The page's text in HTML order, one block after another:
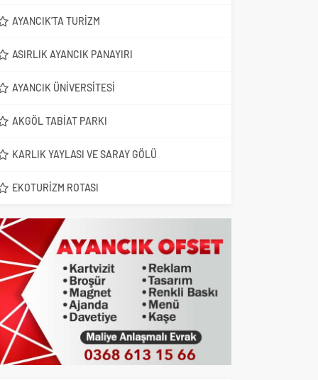
AYANCIK’TA TURIZM
ASIRLIK AYANCIK PANAYIRI
AYANCIK ÜNIVERSITESI
AKGÖL TABIAT PARKI
KARLIK YAYLASI VE SARAY GÖLÜ
EKOTURIZM ROTASI